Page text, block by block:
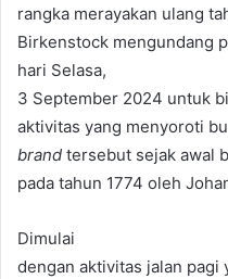
rangka merayakan ulang
Birkenstock mengundang
hari Selasa,
3 September 2024 untuk
aktivitas yang menyoroti
brand tersebut sejak awal
pada tahun 1774 oleh
Dimulai
dengan aktivitas jalan pagi